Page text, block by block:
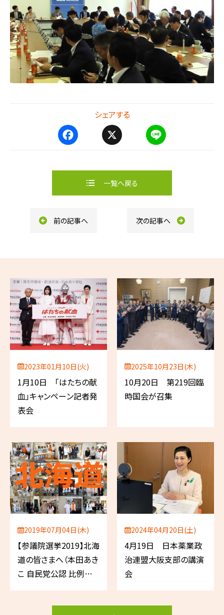
シェアする
e
o
e
一覧へ戻る
前の記事へ 次の記事へ
2023年01月10日(火)
1月10日 「はたちの献
血」キャンペーン記者発
表会
2025年10月23日(木)
10月20日 第219回臨
時国会が召集
2019年07月04日(木)
【参議院選挙2019】北海
道の皆さまへ（本田あき
こ 自民党公認 比例代
表／薬剤師）
2024年04月20日(土)
4月19日 日本薬業政
治連盟大阪支部の講演
会